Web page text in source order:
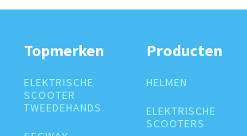
Topmerken
ELEKTRISCHE
SCOOTER
TWEEDEHANDS
Producten
HELMEN
ELEKTRISCHE
SCOOTERS